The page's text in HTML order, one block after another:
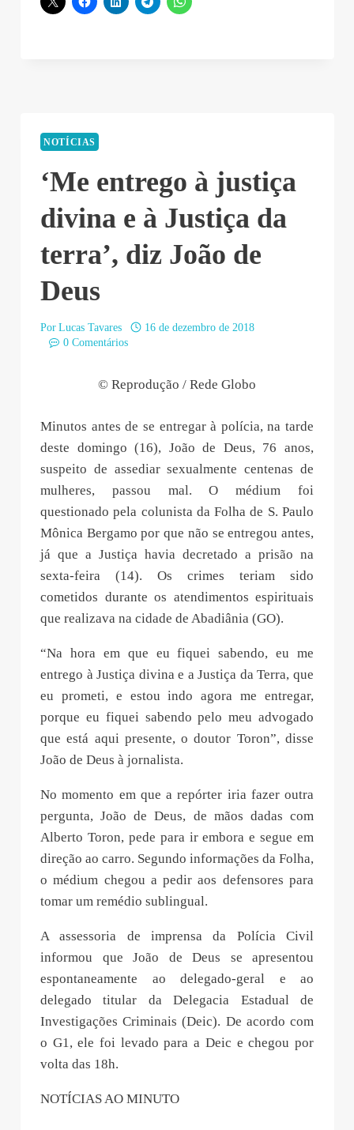
NOTÍCIAS
‘Me entrego à justiça
divina e à Justiça da
terra’, diz João de
Deus
Por Lucas Tavares
16 de dezembro de 2018
0 Comentários
© Reprodução / Rede Globo
Minutos antes de se entregar à polícia, na tarde
deste domingo (16), João de Deus, 76 anos,
suspeito de assediar sexualmente centenas de
mulheres, passou mal. O médium foi
questionado pela colunista da Folha de S. Paulo
Mônica Bergamo por que não se entregou antes,
já que a Justiça havia decretado a prisão na
sexta-feira (14). Os crimes teriam sido
cometidos durante os atendimentos espirituais
que realizava na cidade de Abadiânia (GO).
“Na hora em que eu fiquei sabendo, eu me
entrego à Justiça divina e a Justiça da Terra, que
eu prometi, e estou indo agora me entregar,
porque eu fiquei sabendo pelo meu advogado
que está aqui presente, o doutor Toron”, disse
João de Deus à jornalista.
No momento em que a repórter iria fazer outra
pergunta, João de Deus, de mãos dadas com
Alberto Toron, pede para ir embora e segue em
direção ao carro. Segundo informações da Folha,
o médium chegou a pedir aos defensores para
tomar um remédio sublingual.
A assessoria de imprensa da Polícia Civil
informou que João de Deus se apresentou
espontaneamente ao delegado-geral e ao
delegado titular da Delegacia Estadual de
Investigações Criminais (Deic). De acordo com
o G1, ele foi levado para a Deic e chegou por
volta das 18h.
NOTÍCIAS AO MINUTO